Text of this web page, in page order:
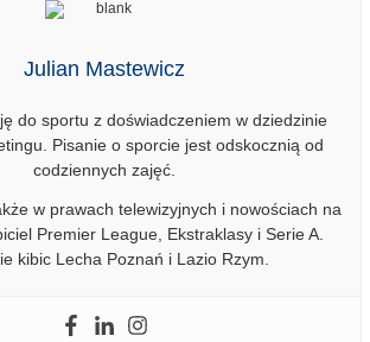
Julian Mastewicz
do sportu z doświadczeniem w dziedzinie
Pisanie o sporcie jest odskocznią od
codziennych zajęć.
w prawach telewizyjnych i nowościach na
Premier League, Ekstraklasy i Serie A.
kibic Lecha Poznań i Lazio Rzym.